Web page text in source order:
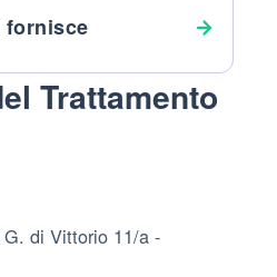
fornisce
Trattamento
di Vittorio 11/a -